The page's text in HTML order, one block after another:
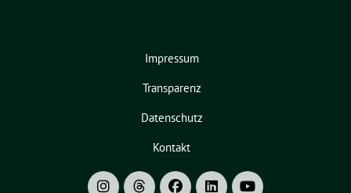
Impressum
Transparenz
Datenschutz
Kontakt